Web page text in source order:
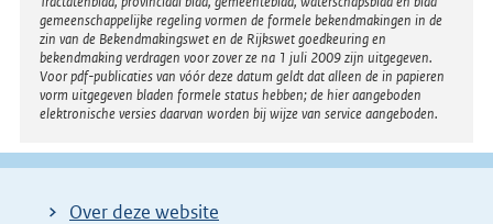
gemeenschappelijke regeling vormen de formele bekendmakingen in de
zin van de Bekendmakingswet en de Rijkswet goedkeuring en
bekendmaking verdragen voor zover ze na 1 juli 2009 zijn uitgegeven.
Voor pdf-publicaties van vóór deze datum geldt dat alleen de in papieren
vorm uitgegeven bladen formele status hebben; de hier aangeboden
elektronische versies daarvan worden bij wijze van service aangeboden.
Over deze website